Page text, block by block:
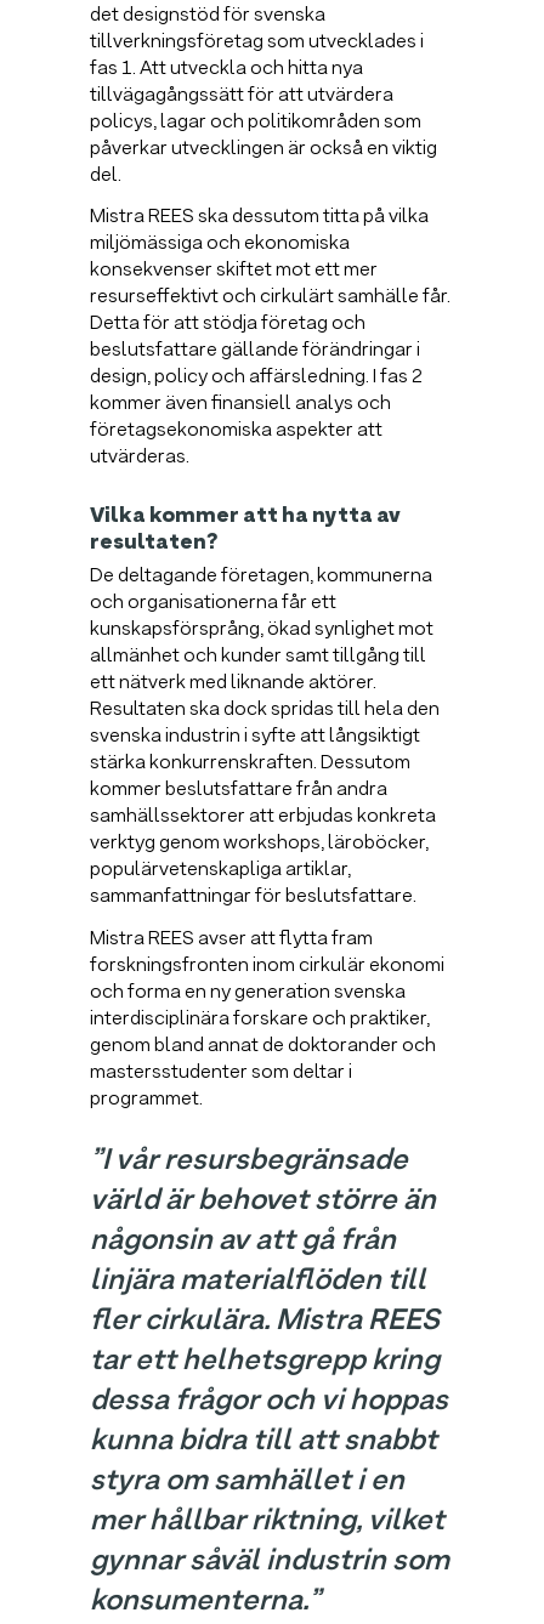
det designstöd för svenska
tillverkningsföretag som utvecklades i
fas 1. Att utveckla och hitta nya
tillvägagångssätt för att utvärdera
policys, lagar och politikområden som
påverkar utvecklingen är också en viktig
del.
Mistra REES ska dessutom titta på vilka
miljömässiga och ekonomiska
konsekvenser skiftet mot ett mer
resurseffektivt och cirkulärt samhälle får.
Detta för att stödja företag och
beslutsfattare gällande förändringar i
design, policy och affärsledning. I fas 2
kommer även finansiell analys och
företagsekonomiska aspekter att
utvärderas.
Vilka kommer att ha nytta av
resultaten?
De deltagande företagen, kommunerna
och organisationerna får ett
kunskapsförsprång, ökad synlighet mot
allmänhet och kunder samt tillgång till
ett nätverk med liknande aktörer.
Resultaten ska dock spridas till hela den
svenska industrin i syfte att långsiktigt
stärka konkurrenskraften. Dessutom
kommer beslutsfattare från andra
samhällssektorer att erbjudas konkreta
verktyg genom workshops, läroböcker,
populärvetenskapliga artiklar,
sammanfattningar för beslutsfattare.
Mistra REES avser att flytta fram
forskningsfronten inom cirkulär ekonomi
och forma en ny generation svenska
interdisciplinära forskare och praktiker,
genom bland annat de doktorander och
mastersstudenter som deltar i
programmet.
”I vår resursbegränsade
värld är behovet större än
någonsin av att gå från
linjära materialflöden till
fler cirkulära. Mistra REES
tar ett helhetsgrepp kring
dessa frågor och vi hoppas
kunna bidra till att snabbt
styra om samhället i en
mer hållbar riktning, vilket
gynnar såväl industrin som
konsumenterna.”